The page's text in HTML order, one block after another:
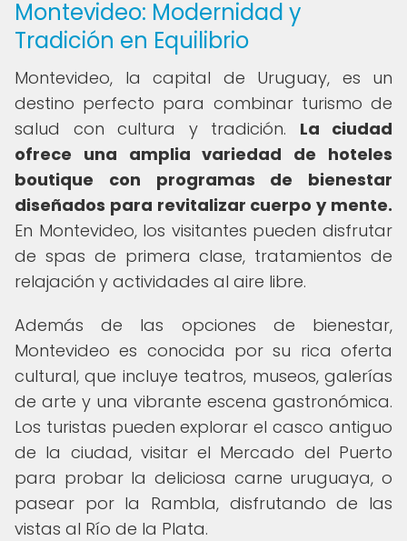
Montevideo: Modernidad y
Tradición en Equilibrio
Montevideo, la capital de Uruguay, es un
destino perfecto para combinar turismo de
salud con cultura y tradición. La ciudad
ofrece una amplia variedad de hoteles
boutique con programas de bienestar
diseñados para revitalizar cuerpo y mente.
En Montevideo, los visitantes pueden disfrutar
de spas de primera clase, tratamientos de
relajación y actividades al aire libre.
Además de las opciones de bienestar,
Montevideo es conocida por su rica oferta
cultural, que incluye teatros, museos, galerías
de arte y una vibrante escena gastronómica.
Los turistas pueden explorar el casco antiguo
de la ciudad, visitar el Mercado del Puerto
para probar la deliciosa carne uruguaya, o
pasear por la Rambla, disfrutando de las
vistas al Río de la Plata.